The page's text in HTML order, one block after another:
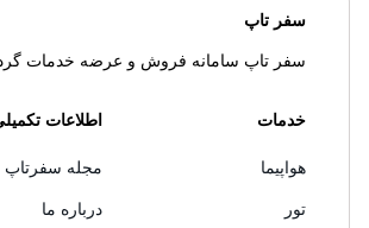
سفر تاپ
سفر تاپ سامانه فروش و عرضه خدمات
خدمات
هواپیما
تور
اطلاعات
مجله سفرتاپ
درباره ما